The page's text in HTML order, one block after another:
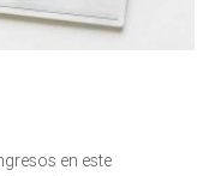
en este